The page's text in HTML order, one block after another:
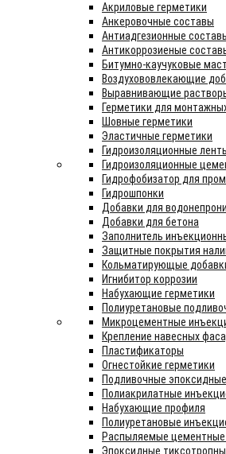
Акриловые герметики
Анкеровочные составы
Антиадгезионные
Антикоррозиеные
Битумно-каучуковые
Воздухововлекающие
Выравнивающие
Герметики для
Шовные герметики
Эластичные герметики
Гидроизоляционные
Гидроизоляционные
Гидрофобизатор для
Гидрошпонки
Добавки для
Добавки для бетона
Заполнитель
Защитные покрытия
Кольматирующые
Игнибитор коррозии
Набухающие герметики
Полиуретановые
Микроцементные
Крепление навесных
Пластификаторы
Огнестойкие герметики
Подливочные
Полиакрилатные
Набухающие профиля
Полиуретановые
Распыляемые
Эпоксидные